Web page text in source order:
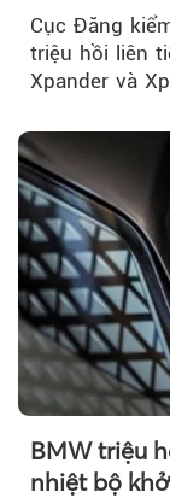
Cục Đăng
triệu hồi liên
Xpander và
BMW triệu
nhiệt bộ